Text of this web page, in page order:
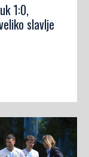
1:0,
slavlje